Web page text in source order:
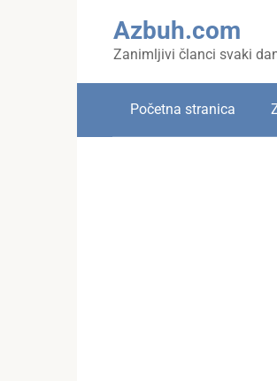
Azbuh.com
Zanimljivi članci svaki
Početna stranica